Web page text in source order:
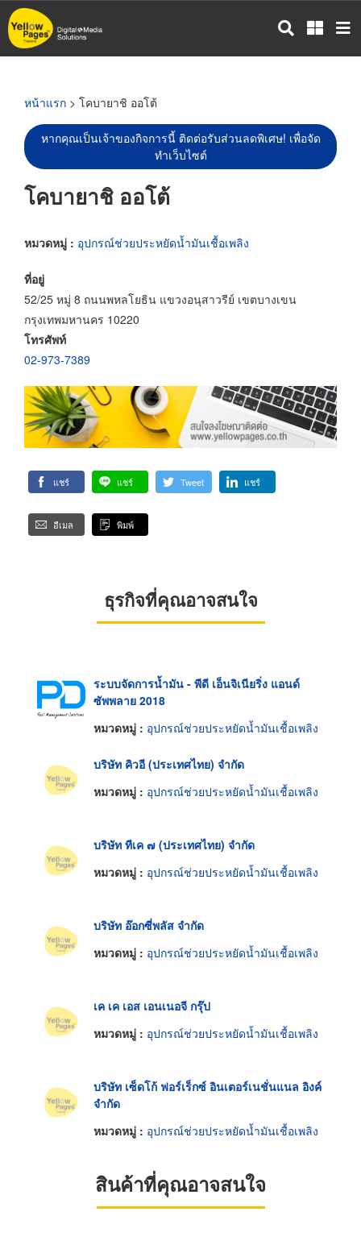
ข้าม
ไป
หน้าแรก > โคบายาชิ ออโต้
หากคุณเป็นเจ้าของกิจการนี้ ติดต่อรับส่วนลดพิเศษ! เพื่อจัด
ทำเว็บไซต์
โคบายาชิ ออโต้
หมวดหมู่ : อุปกรณ์ช่วยประหยัดน้ำมันเชื้อเพลิง
ที่อยู่
52/25 หมู่ 8 ถนนพหลโยธิน แขวงอนุสาวรีย์ เขตบางเขน
กรุงเทพมหานคร 10220
โทรศัพท์
02-973-7389
แชร์ แชร์ Tweet แชร์
อีเมล พิมพ์
ธุรกิจที่คุณอาจสนใจ
ระบบจัดการน้ำมัน - พีดี เอ็นจิเนียริ่ง แอนด์
ซัพพลาย 2018
หมวดหมู่ : อุปกรณ์ช่วยประหยัดน้ำมันเชื้อเพลิง
บริษัท คิวอี (ประเทศไทย) จำกัด
หมวดหมู่ : อุปกรณ์ช่วยประหยัดน้ำมันเชื้อเพลิง
บริษัท ทีเค ๗ (ประเทศไทย) จำกัด
หมวดหมู่ : อุปกรณ์ช่วยประหยัดน้ำมันเชื้อเพลิง
บริษัท อ๊อกซี่พลัส จำกัด
หมวดหมู่ : อุปกรณ์ช่วยประหยัดน้ำมันเชื้อเพลิง
เค เค เอส เอนเนอจี กรุ๊ป
หมวดหมู่ : อุปกรณ์ช่วยประหยัดน้ำมันเชื้อเพลิง
บริษัท เซ็ดโก้ ฟอร์เร็กซ์ อินเตอร์เนชั่นแนล อิงค์
จำกัด
หมวดหมู่ : อุปกรณ์ช่วยประหยัดน้ำมันเชื้อเพลิง
สินค้าที่คุณอาจสนใจ